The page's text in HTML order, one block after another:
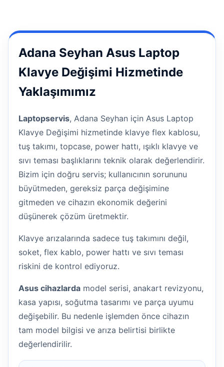
Adana Seyhan Asus Laptop
Klavye Değişimi Hizmetinde
Yaklaşımımız
Laptopservis, Adana Seyhan için Asus Laptop
Klavye Değişimi hizmetinde klavye flex kablosu,
tuş takımı, topcase, power hattı, ışıklı klavye ve
sıvı teması başlıklarını teknik olarak değerlendirir.
Bizim için doğru servis; kullanıcının sorununu
büyütmeden, gereksiz parça değişimine
gitmeden ve cihazın ekonomik değerini
düşünerek çözüm üretmektir.
Klavye arızalarında sadece tuş takımını değil,
soket, flex kablo, power hattı ve sıvı teması
riskini de kontrol ediyoruz.
Asus cihazlarda model serisi, anakart revizyonu,
kasa yapısı, soğutma tasarımı ve parça uyumu
değişebilir. Bu nedenle işlemden önce cihazın
tam model bilgisi ve arıza belirtisi birlikte
değerlendirilir.